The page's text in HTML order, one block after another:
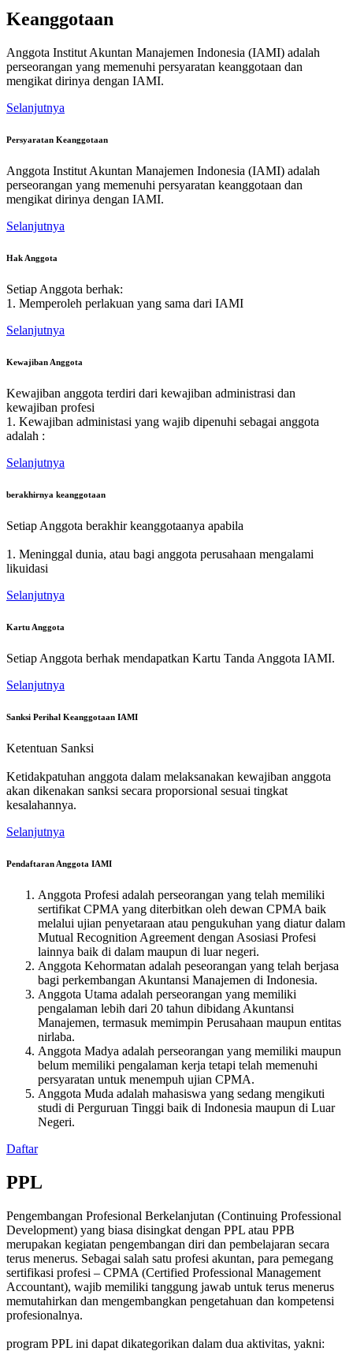
Keanggotaan
Anggota Institut Akuntan Manajemen Indonesia (IAMI) adalah
perseorangan yang memenuhi persyaratan keanggotaan dan
mengikat dirinya dengan IAMI.
Selanjutnya
Persyaratan Keanggotaan
Anggota Institut Akuntan Manajemen Indonesia (IAMI) adalah
perseorangan yang memenuhi persyaratan keanggotaan dan
mengikat dirinya dengan IAMI.
Selanjutnya
Hak Anggota
Setiap Anggota berhak:
1. Memperoleh perlakuan yang sama dari IAMI
Selanjutnya
Kewajiban Anggota
Kewajiban anggota terdiri dari kewajiban administrasi dan
kewajiban profesi
1. Kewajiban administasi yang wajib dipenuhi sebagai anggota
adalah :
Selanjutnya
berakhirnya keanggotaan
Setiap Anggota berakhir keanggotaanya apabila
1. Meninggal dunia, atau bagi anggota perusahaan mengalami
likuidasi
Selanjutnya
Kartu Anggota
Setiap Anggota berhak mendapatkan Kartu Tanda Anggota IAMI.
Selanjutnya
Sanksi Perihal Keanggotaan IAMI
Ketentuan Sanksi
Ketidakpatuhan anggota dalam melaksanakan kewajiban anggota
akan dikenakan sanksi secara proporsional sesuai tingkat
kesalahannya.
Selanjutnya
Pendaftaran Anggota IAMI
Anggota Profesi adalah perseorangan yang telah memiliki
sertifikat CPMA yang diterbitkan oleh dewan CPMA baik
melalui ujian penyetaraan atau pengukuhan yang diatur dalam
Mutual Recognition Agreement dengan Asosiasi Profesi
lainnya baik di dalam maupun di luar negeri.
Anggota Kehormatan adalah peseorangan yang telah berjasa
bagi perkembangan Akuntansi Manajemen di Indonesia.
Anggota Utama adalah perseorangan yang memiliki
pengalaman lebih dari 20 tahun dibidang Akuntansi
Manajemen, termasuk memimpin Perusahaan maupun entitas
nirlaba.
Anggota Madya adalah perseorangan yang memiliki maupun
belum memiliki pengalaman kerja tetapi telah memenuhi
persyaratan untuk menempuh ujian CPMA.
Anggota Muda adalah mahasiswa yang sedang mengikuti
studi di Perguruan Tinggi baik di Indonesia maupun di Luar
Negeri.
Daftar
PPL
Pengembangan Profesional Berkelanjutan (Continuing Professional
Development) yang biasa disingkat dengan PPL atau PPB
merupakan kegiatan pengembangan diri dan pembelajaran secara
terus menerus. Sebagai salah satu profesi akuntan, para pemegang
sertifikasi profesi – CPMA (Certified Professional Management
Accountant), wajib memiliki tanggung jawab untuk terus menerus
memutahirkan dan mengembangkan pengetahuan dan kompetensi
profesionalnya.
program PPL ini dapat dikategorikan dalam dua aktivitas, yakni: